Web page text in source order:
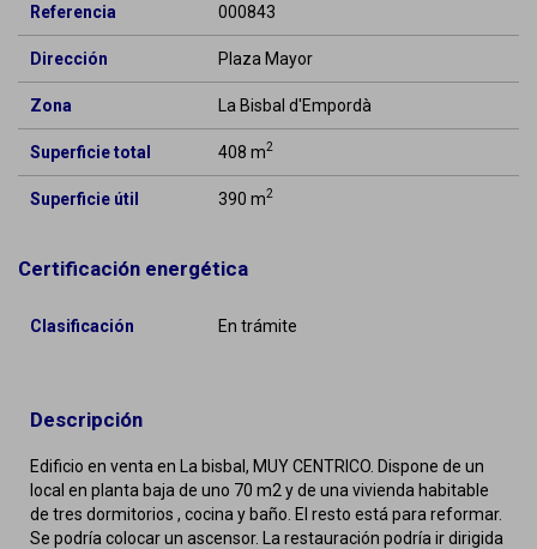
Referencia 000843
Dirección Plaza Mayor
Zona La Bisbal d'Empordà
Superficie total 408 m2
Superficie útil 390 m2
Certificación energética
Clasificación En trámite
Descripción
Edificio en venta en La bisbal, MUY CENTRICO. Dispone de un
local en planta baja de uno 70 m2 y de una vivienda habitable
de tres dormitorios , cocina y baño. El resto está para reformar.
Se podría colocar un ascensor. La restauración podría ir dirigida